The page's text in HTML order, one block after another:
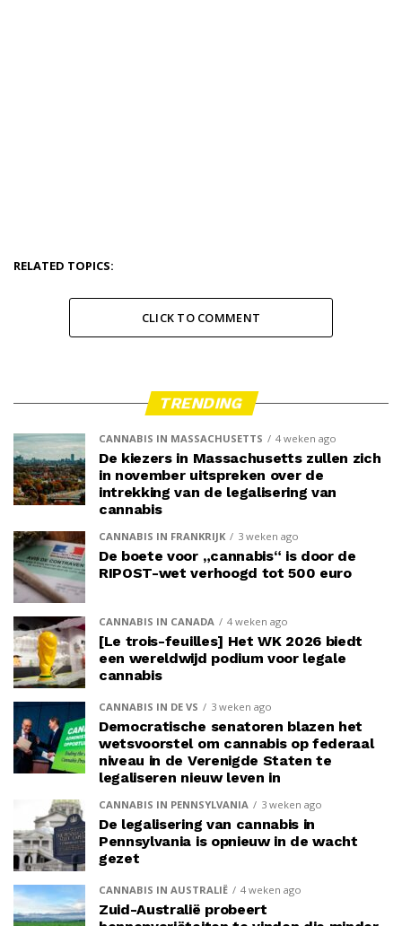
RELATED TOPICS:
CLICK TO COMMENT
TRENDING
CANNABIS IN MASSACHUSETTS 4 weken ago
De kiezers in Massachusetts zullen zich
in november uitspreken over de
intrekking van de legalisering van
cannabis
CANNABIS IN FRANKRIJK 3 weken ago
De boete voor „cannabis“ is door de
RIPOST-wet verhoogd tot 500 euro
CANNABIS IN CANADA 4 weken ago
[Le trois-feuilles] Het WK 2026 biedt
een wereldwijd podium voor legale
cannabis
CANNABIS IN DE VS 3 weken ago
Democratische senatoren blazen het
wetsvoorstel om cannabis op federaal
niveau in de Verenigde Staten te
legaliseren nieuw leven in
CANNABIS IN PENNSYLVANIA 3 weken ago
De legalisering van cannabis in
Pennsylvania is opnieuw in de wacht
gezet
CANNABIS IN AUSTRALIË 4 weken ago
Zuid-Australië probeert